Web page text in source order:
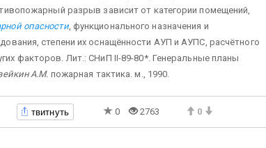
разрыв зависит от категории помещений,
опасности, функционального назначения и
степени их оснащённости АУП и АУПС, расчётного
факторов. Лит.: СНиП II-89-80*. Генеральные планы
А.М. пожарная тактика. м., 1990.
твитнуть 0 2763 0